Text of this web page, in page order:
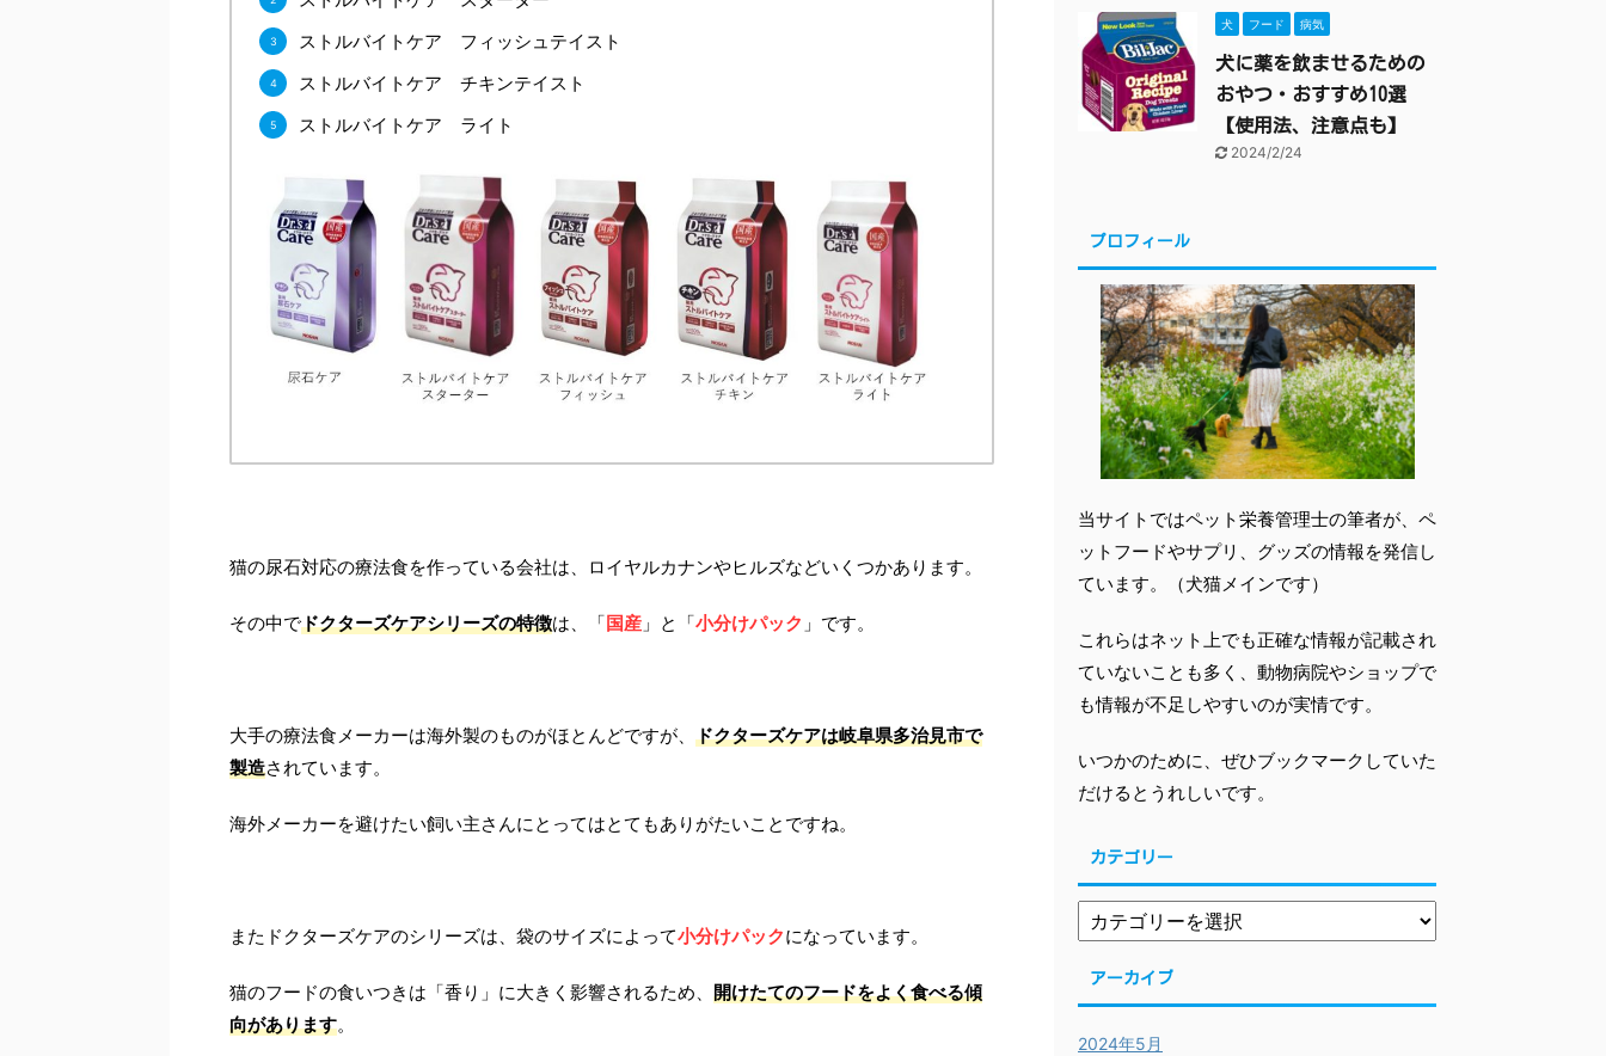
ストルバイトケア フィッシュテイスト
ストルバイトケア チキンテイスト
ストルバイトケア ライト
猫の尿石対応の療法食を作っている会社は、ロイヤルカナンやヒルズなどいくつかあります。
その中でドクターズケアシリーズの特徴は、「国産 」と「小分けパック 」です。
大手の療法食メーカーは海外製のものがほとんどですが、 ドクターズケアは岐阜県多治見市で
製造されています。
海外メーカーを避けたい飼い主さんにとってはとてもありがたいことですね。
またドクターズケアのシリーズは、袋のサイズによって小分けパックになっています。
猫のフードの食いつきは「香り」に大きく影響されるため、 開けたてのフードをよく食べる傾
向があります。
犬 フード 病気
犬に薬を飲ませるための
おやつ・おすすめ10選
【使用法、注意点も】
2024/2/24
プロフィール
当サイトではペット栄養管理士の筆者が、ペ
ットフードやサプリ、グッズの情報を発信し
ています。（犬猫メインです）
これらはネット上でも正確な情報が記載され
ていないことも多く、動物病院やショップで
も情報が不足しやすいのが実情です。
いつかのために、ぜひブックマークしていた
だけるとうれしいです。
カテゴリー
アーカイブ
2024年5月